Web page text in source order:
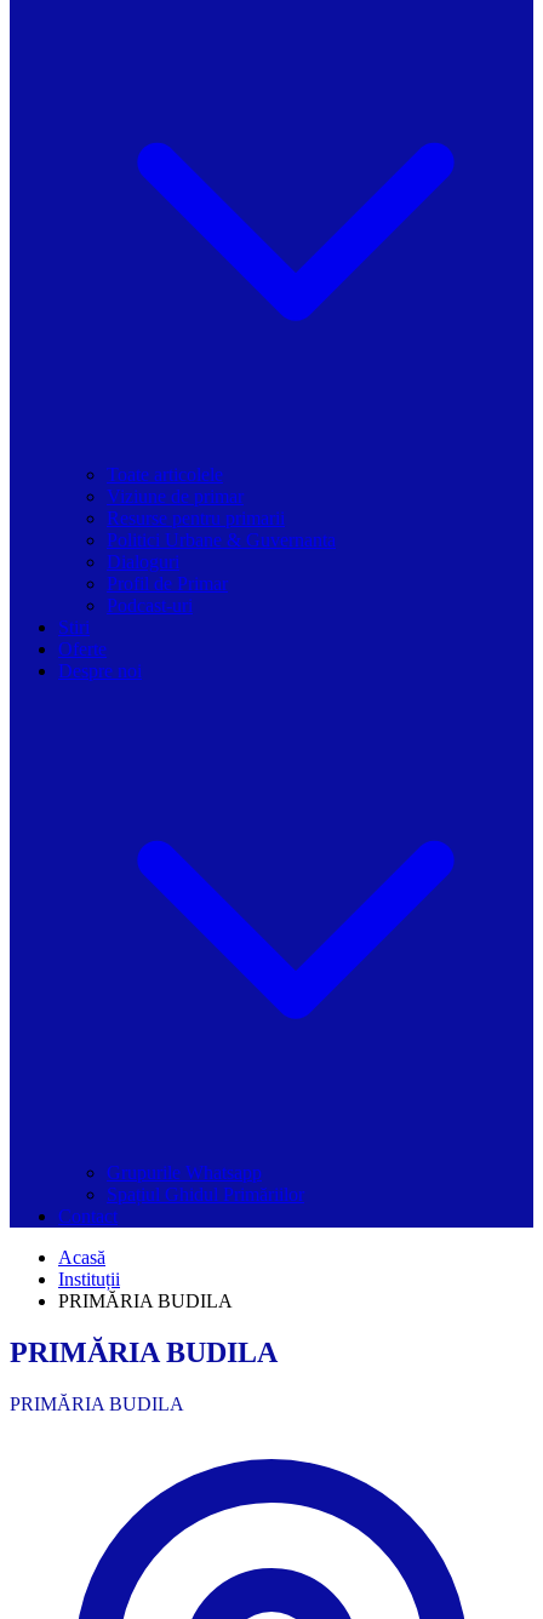
Toate articolele
Viziune de primar
Resurse pentru primarii
Politici Urbane & Guvernanta
Dialoguri
Profil de Primar
Podcast-uri
Stiri
Oferte
Despre noi
Grupurile Whatsapp
Spațiul Ghidul Primăriilor
Contact
Acasă
Instituții
PRIMĂRIA BUDILA
PRIMĂRIA BUDILA
PRIMĂRIA BUDILA